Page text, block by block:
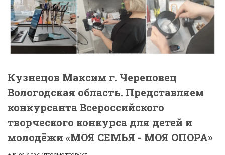
Кузнецов Максим г. Череповец
Вологодская область. Представляем
конкурсанта Всероссийского
творческого конкурса для детей и
молодёжи «МОЯ СЕМЬЯ - МОЯ ОПОРА»